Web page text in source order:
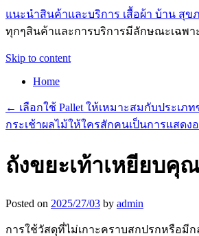
แนะนำสินค้าและบริการ เสื้อผ้า บ้าน สุข
ทุกๆสินค้าและการบริการมีลักษณะเฉพ
Skip to content
Home
← เลือกใช้ Pallet ให้เหมาะสมกับประเภ
กระเช้าผลไม้ให้ใครสักคนเป็นการแสดง
ถังขยะเท้าเหยียบคุ
Posted on 2025/27/03 by admin
การใช้วัสดุที่ไม่เกาะคราบสกปรกหรือมี